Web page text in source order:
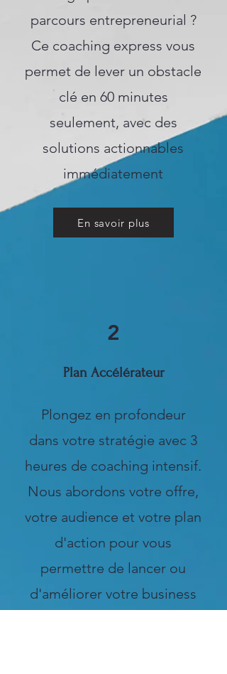
parcours entrepreneurial ?
Ce coaching express vous
permet de lever un obstacle
clé en 60 minutes
seulement, avec des
solutions actionnables
immédiatement
En savoir plus
2
Plan Accélérateur
Plongez en profondeur
dans votre stratégie avec 3
heures de coaching intensif.
Nous abordons votre offre,
votre audience et votre plan
d'action pour vous
permettre de lancer ou
d'améliorer votre business